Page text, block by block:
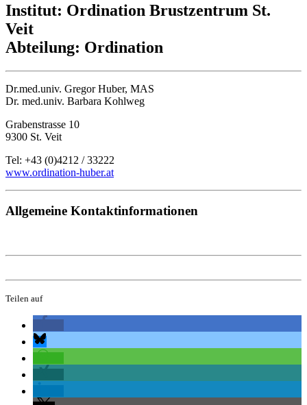
Institut: Ordination Brustzentrum St.
Veit
Abteilung: Ordination
Dr.med.univ. Gregor Huber, MAS
Dr. med.univ. Barbara Kohlweg
Grabenstrasse 10
9300 St. Veit
Tel: +43 (0)4212 / 33222
www.ordination-huber.at
Allgemeine Kontaktinformationen
Teilen auf